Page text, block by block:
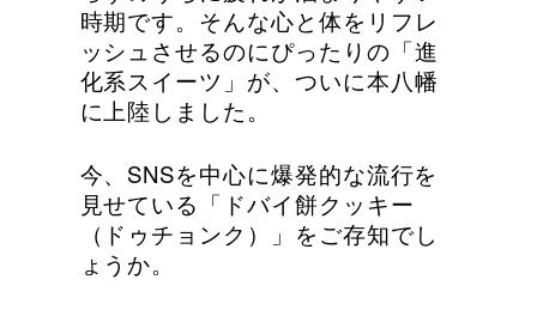
時期です。そんな心と体をリフレ
ッシュさせるのにぴったりの「進
化系スイーツ」が、ついに本八幡
に上陸しました。
今、SNSを中心に爆発的な流行を
見せている「ドバイ餅クッキー
（ドゥチョンク）」をご存知でし
ょうか。